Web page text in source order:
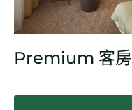
Premium 客房